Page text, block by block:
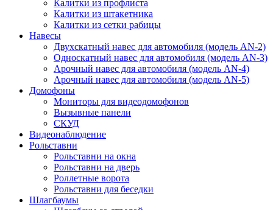
Калитки из профлиста
Калитки из штакетника
Калитки из сетки рабицы
Навесы
Двухскатный навес для автомобиля (модель AN-2)
Односкатный навес для автомобиля (модель AN-3)
Арочный навес для автомобиля (модель AN-4)
Арочный навес для автомобиля (модель AN-5)
Домофоны
Мониторы для видеодомофонов
Вызывные панели
СКУД
Видеонаблюдение
Рольставни
Рольставни на окна
Рольставни на дверь
Роллетные ворота
Рольставни для беседки
Шлагбаумы